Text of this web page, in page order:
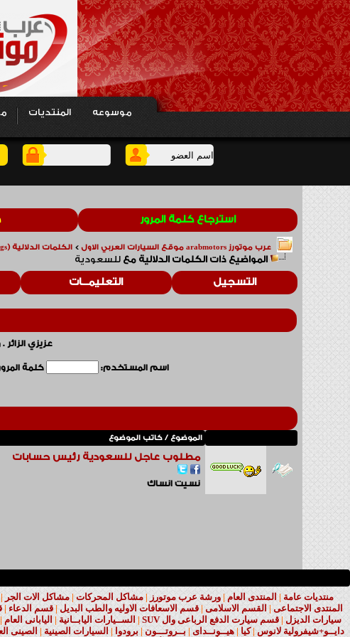
موسوعه المنتديات
استرجاع كلمة المرور
عرب موتورز arabmotors موقع السيارات العربي الاول >الكلمات الدلالية (Tags)
المواضيع ذات الكلمات الدلالية معللسعودية
التسجيل التعليمـــات
عزيزي
اسم المستخدم: كلمة
الموضوع / كاتب الموضوع
مطلوب عاجل للسعودية رئيس حسابات
نسيت انساك
منتديات عامة |المنتدى العام |ورشة عرب موتورز |مشاكل المحركات | مشاكل الات الجر
المنتدى الاجتماعى | القسم الاسلامى |قسم الاسعافات الاوليه والطب البديل |قسم الدعاء |
سيارات الديزل |قسم سيارت الدفع الرباعى وال SUV | الســيارات اليابــانية |اليابانى العام
دايــو+شيفرولية لانوس |كيا |هيــونــداى | بــروتـــون |برودوا |السيارات الصينية |الصينى